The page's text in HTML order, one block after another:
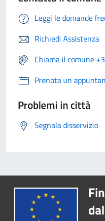
Leggi le domande
Richiedi Assistenza
Chiama il comune
Prenota un
Problemi in città
Segnala disservizio